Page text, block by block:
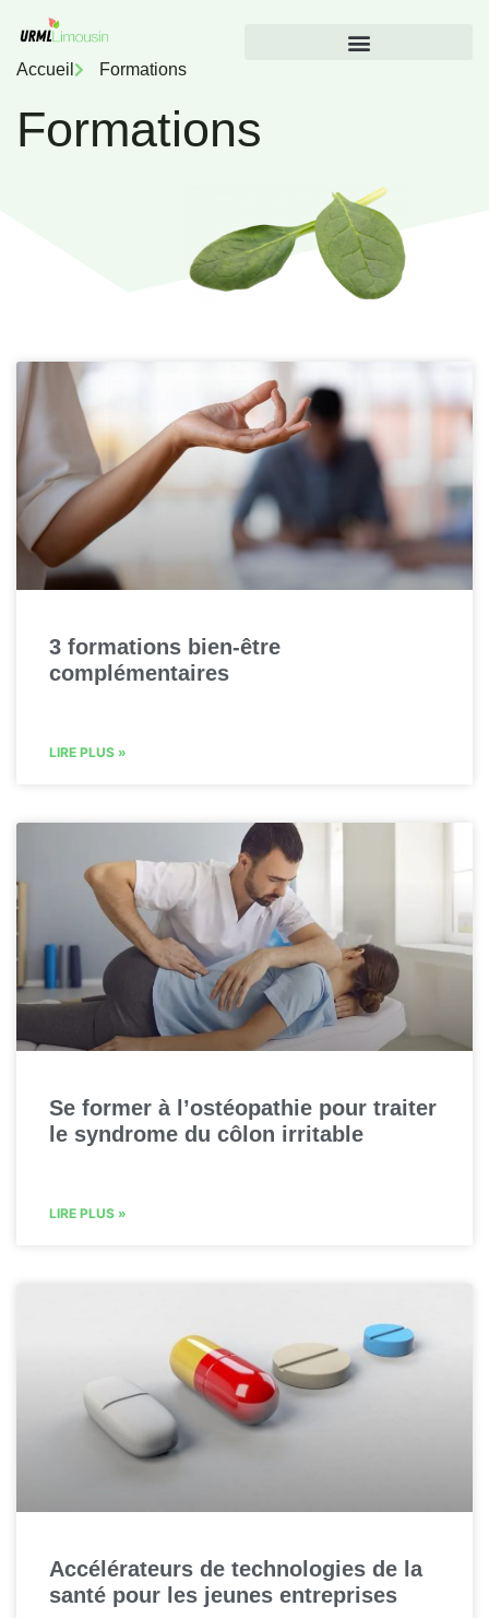
Accueil Formations
Formations
3 formations bien-être
complémentaires
LIRE PLUS »
Se former à l’ostéopathie pour traiter
le syndrome du côlon irritable
LIRE PLUS »
Accélérateurs de technologies de la
santé pour les jeunes entreprises